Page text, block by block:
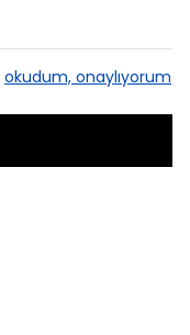
okudum, onaylıyorum